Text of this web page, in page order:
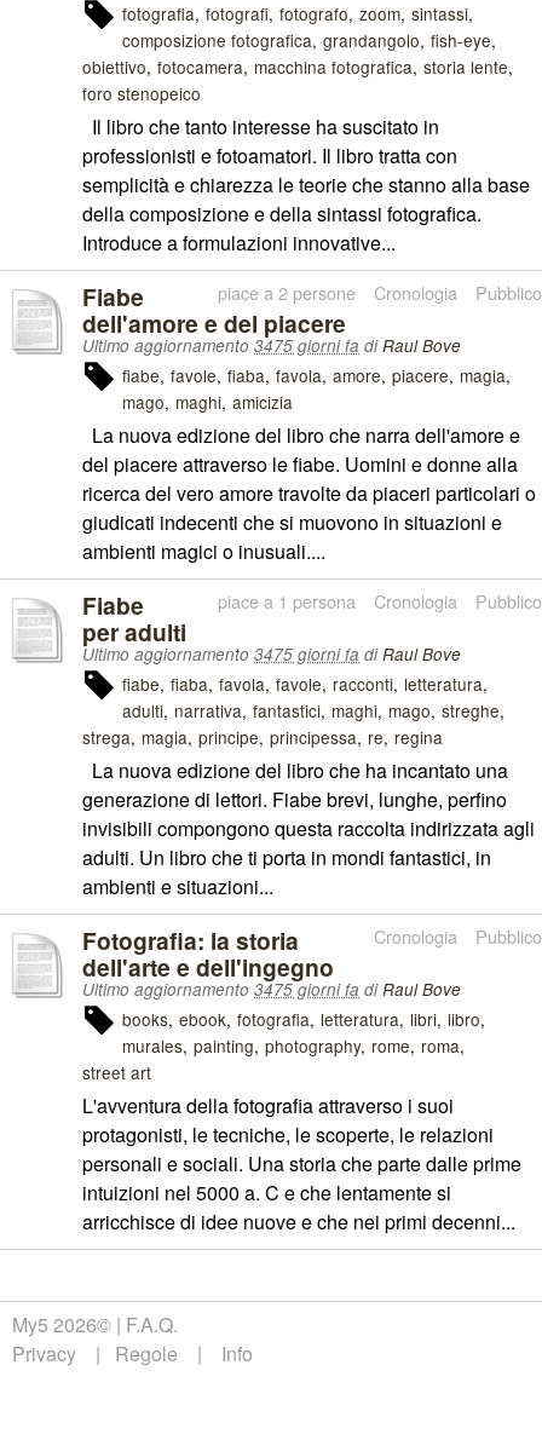
fotografia fotografi fotografo zoom sintassi
composizione fotografica grandangolo fish-eye
obiettivo fotocamera macchina fotografica storia lente
foro stenopeico
Il libro che tanto interesse ha suscitato in
professionisti e fotoamatori. Il libro tratta con
semplicità e chiarezza le teorie che stanno alla base
della composizione e della sintassi fotografica.
Introduce a formulazioni innovative...
Pubblico
Cronologia
piace a 2 persone
Fiabe
dell'amore e del piacere
Ultimo aggiornamento 3475 giorni fa diRaul Bove
fiabe favole fiaba favola amore piacere magia
mago maghi amicizia
La nuova edizione del libro che narra dell'amore e
del piacere attraverso le fiabe. Uomini e donne alla
ricerca del vero amore travolte da piaceri particolari o
giudicati indecenti che si muovono in situazioni e
ambienti magici o inusuali....
Pubblico
Cronologia
piace a 1 persona
Fiabe
per adulti
Ultimo aggiornamento 3475 giorni fa diRaul Bove
fiabe fiaba favola favole racconti letteratura
adulti narrativa fantastici maghi mago streghe
strega magia principe principessa re regina
La nuova edizione del libro che ha incantato una
generazione di lettori. Fiabe brevi, lunghe, perfino
invisibili compongono questa raccolta indirizzata agli
adulti. Un libro che ti porta in mondi fantastici, in
ambienti e situazioni...
Pubblico
Cronologia
Fotografia: la storia
dell'arte e dell'ingegno
Ultimo aggiornamento 3475 giorni fa diRaul Bove
books ebook fotografia letteratura libri libro
murales painting photography rome roma
street art
L'avventura della fotografia attraverso i suoi
protagonisti, le tecniche, le scoperte, le relazioni
personali e sociali. Una storia che parte dalle prime
intuizioni nel 5000 a. C e che lentamente si
arricchisce di idee nuove e che nei primi decenni...
My5 2026© F.A.Q.
Privacy
Regole Info